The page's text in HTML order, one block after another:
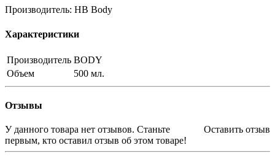
Производитель: HB Body
Характеристики
Производитель BODY
Объем
500 мл.
Отзывы
Оставить отзыв
У данного товара нет отзывов. Станьте
первым, кто оставил отзыв об этом товаре!